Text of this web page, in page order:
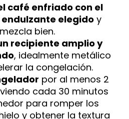
café enfriado con el
elegido y
mezcla bien.
recipiente amplio y
, idealmente metálico
la congelación.
por al menos 2
cada 30 minutos
para romper los
y obtener la textura